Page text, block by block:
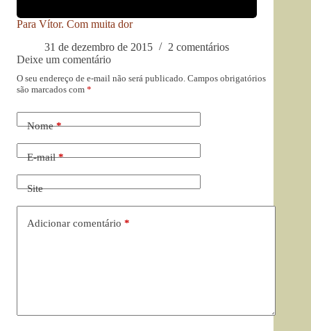
Para Vítor. Com muita dor
31 de dezembro de 2015
2 comentários
Deixe um comentário
O seu endereço de e-mail não será publicado. Campos obrigatórios
são marcados com *
Nome*
E-mail*
Site
Adicionar comentário *